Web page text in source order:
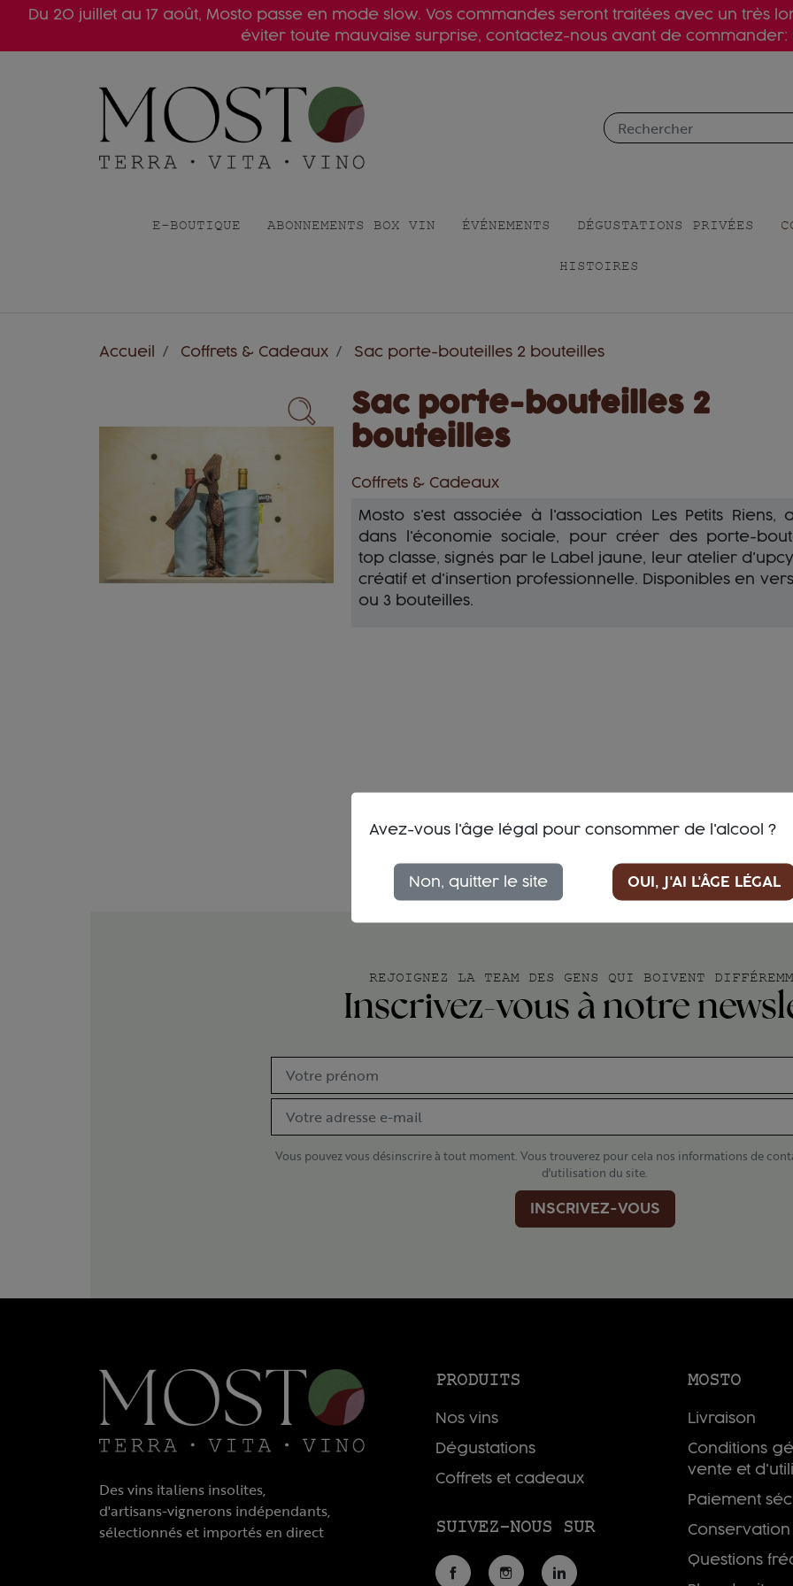
Du 20 juillet au 17 août, Mosto passe en mode slow. Vos commandes seront traitées avec un très
éviter toute mauvaise surprise, contactez-nous avant de commander:
E-BOUTIQUE ABONNEMENTS BOX VIN ÉVÉNEMENTS DÉGUSTATIONS PRIVÉES
HISTOIRES
Accueil Coffrets & Cadeaux Sac porte-bouteilles 2 bouteilles
Sac porte-bouteilles 2
bouteilles
Coffrets & Cadeaux
Mosto s'est associée à l'association Les Petits Riens,
dans l'économie sociale, pour créer des porte-
top classe, signés par le Label jaune, leur atelier
créatif et d'insertion professionnelle. Disponibles en
ou 3 bouteilles.
REJOIGNEZ LA TEAM DES GENS QUI BOIVENT
Inscrivez-vous à notre
Vous pouvez vous désinscrire à tout moment. Vous trouverez pour cela nos informations de
d'utilisation du site.
INSCRIVEZ-VOUS
Des vins italiens insolites,
d'artisans-vignerons indépendants,
sélectionnés et importés en direct
PRODUITS
Nos vins
Dégustations
Coffrets et cadeaux
SUIVEZ-NOUS SUR
MOSTO
Livraison
Conditions
vente et
Paiement
Questions
Avez-vous l'âge légal pour consommer de l'alcool ?
Non, quitter le site OUI, J'AI L'ÂGE LÉGAL